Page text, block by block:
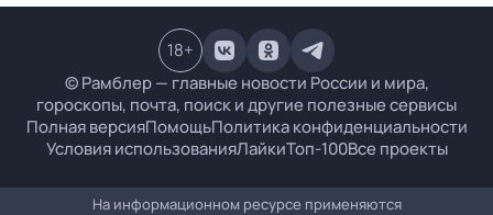
© Рамблер — главные новости России и мира,
гороскопы, почта, поиск и другие полезные сервисы
Полная версияПомощьПолитика конфиденциальности
Условия использованияЛайкиТоп-100Все проекты
18+
На информационном ресурсе применяются